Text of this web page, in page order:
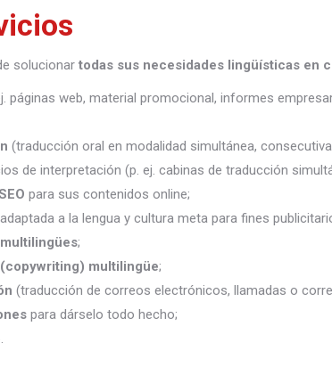
solucionar todas sus necesidades lingüísticas en
páginas web, material promocional, informes
(traducción oral en modalidad simultánea,
de interpretación (p. ej. cabinas de traducción
para sus contenidos online;
a la lengua y cultura meta para fines
;
multilingüe;
(traducción de correos electrónicos, llamadas o
para dárselo todo hecho;